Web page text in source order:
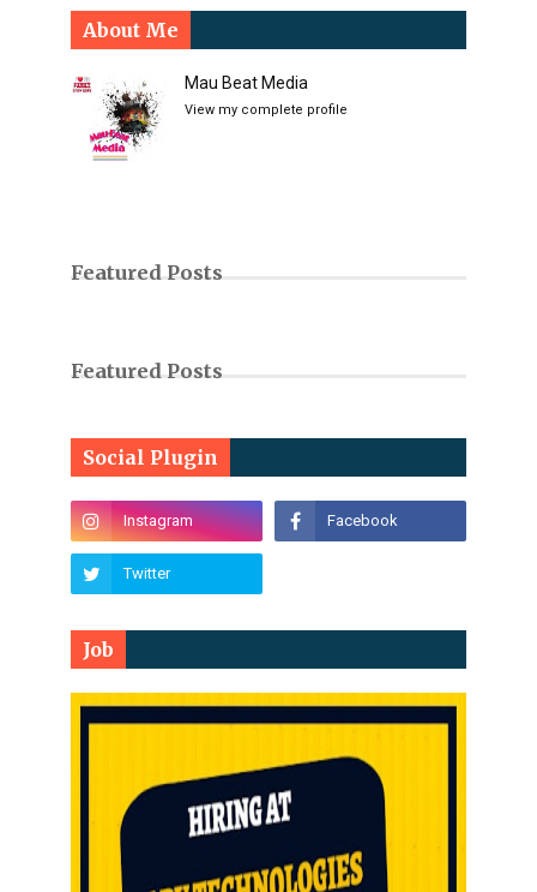
About Me
Mau Beat Media
View my complete profile
Featured Posts
Featured Posts
Social Plugin
Job